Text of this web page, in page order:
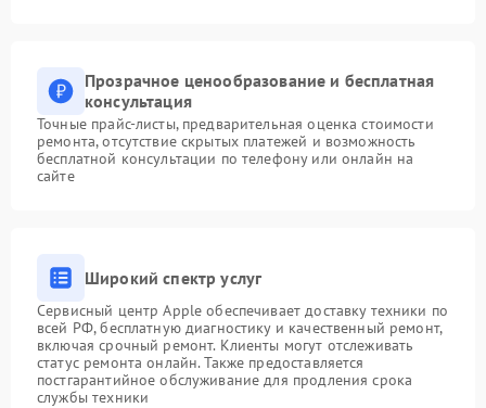
Прозрачное ценообразование и бесплатная
консультация
Точные прайс-листы, предварительная оценка стоимости
ремонта, отсутствие скрытых платежей и возможность
бесплатной консультации по телефону или онлайн на
сайте
Широкий спектр услуг
Сервисный центр Apple обеспечивает доставку техники по
всей РФ, бесплатную диагностику и качественный ремонт,
включая срочный ремонт. Клиенты могут отслеживать
статус ремонта онлайн. Также предоставляется
постгарантийное обслуживание для продления срока
службы техники